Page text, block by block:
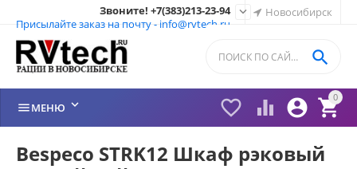
Новосибирск
Звоните! +7(383)213-23-94
Присылайте заказ на почту - info@rvtech.ru

0


 

МЕНЮ 
Bespeco STRK12 Шкаф рэковый